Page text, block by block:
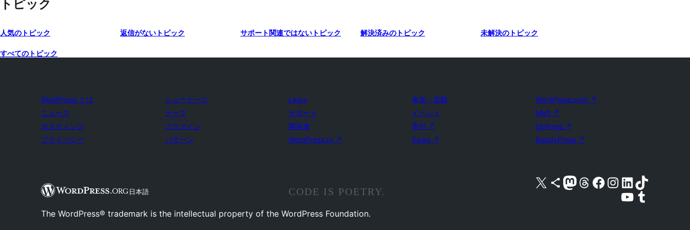
トピック
人気のトピック 返信がないトピック サポート関連ではないトピック 解決済みのトピック 未解決のトピック
すべてのトピック
WordPress とは
ニュース
ホスティング
プライバシー
ショーケース
テーマ
プラグイン
パターン
Learn
サポート
開発者
WordPress.tv ↗
参加・貢献
イベント
寄付 ↗
Swag ↗
WordPress.com ↗
Matt ↗
bbPress ↗
BuddyPress ↗
日本語
X (旧 Twitter) アカウントへ Bluesky アカウントへ Mastodon アカウントへ Threads アカウントへ Facebook ページへ Instagram アカウントへ LinkedIn アカウントへTikTok アカウントへ
YouTube チャンネルへ Tumblr アカウントへ
CODE IS POETRY.
The WordPress® trademark is the intellectual property of the WordPress Foundation.